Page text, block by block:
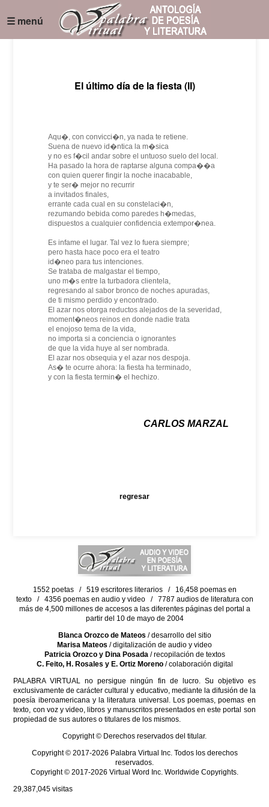
☰ menú
El último día de la fiesta (II)
Aqu�, con convicci�n, ya nada te retiene.
Suena de nuevo id�ntica la m�sica
y no es f�cil andar sobre el untuoso suelo del local.
Ha pasado la hora de raptarse alguna compa��a
con quien querer fingir la noche inacabable,
y te ser� mejor no recurrir
a invitados finales,
errante cada cual en su constelaci�n,
rezumando bebida como paredes h�medas,
dispuestos a cualquier confidencia extempor�nea.
Es infame el lugar. Tal vez lo fuera siempre;
pero hasta hace poco era el teatro
id�neo para tus intenciones.
Se trataba de malgastar el tiempo,
uno m�s entre la turbadora clientela,
regresando al sabor bronco de noches apuradas,
de ti mismo perdido y encontrado.
El azar nos otorga reductos alejados de la severidad,
moment�neos reinos en donde nadie trata
el enojoso tema de la vida,
no importa si a conciencia o ignorantes
de que la vida huye al ser nombrada.
El azar nos obsequia y el azar nos despoja.
As� te ocurre ahora: la fiesta ha terminado,
y con la fiesta termin� el hechizo.
CARLOS MARZAL
regresar
1552 poetas / 519 escritores literarios / 16,458 poemas en
texto / 4356 poemas en audio y video / 7787 audios de literatura con
más de 4,500 millones de accesos a las diferentes páginas del portal a
partir del 10 de mayo de 2004
Blanca Orozco de Mateos / desarrollo del sitio
Marisa Mateos / digitalización de audio y video
Patricia Orozco y Dina Posada/ recopilación de textos
C. Feito, H. Rosales y E. Ortiz Moreno/ colaboración digital
PALABRA VIRTUAL no persigue ningún fin de lucro. Su objetivo es
exclusivamente de carácter cultural y educativo, mediante la difusión de la
poesía iberoamericana y la literatura universal. Los poemas, poemas en
texto, con voz y video, libros y manuscritos presentados en este portal son
propiedad de sus autores o titulares de los mismos.
Copyright © Derechos reservados del titular.
Copyright © 2017-2026 Palabra Virtual Inc. Todos los derechos
reservados.
Copyright © 2017-2026 Virtual Word Inc. Worldwide Copyrights.
29,387,045 visitas